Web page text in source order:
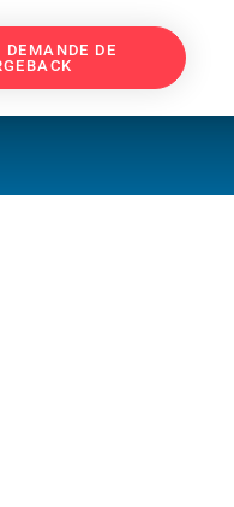
DEMANDE DE